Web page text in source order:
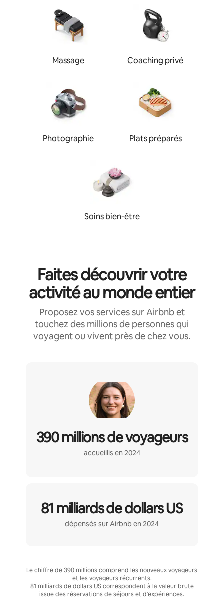
Massage Coaching privé
Photographie Plats préparés
Soins bien-être
Faites découvrir votre
activité au monde entier
Proposez vos services sur Airbnb et
touchez des millions de personnes qui
voyagent ou vivent près de chez vous.
390 millions de voyageurs
accueillis en 2024
81 milliards de dollars US
dépensés sur Airbnb en 2024
Le chiffre de 390 millions comprend les nouveaux voyageurs
et les voyageurs récurrents.
81 milliards de dollars US correspondent à la valeur brute
issue des réservations de séjours et d'expériences.